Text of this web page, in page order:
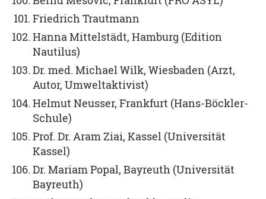
Friedrich Trautmann
Hanna Mittelstädt, Hamburg (Edition
Nautilus)
Dr. med. Michael Wilk, Wiesbaden (Arzt,
Autor, Umweltaktivist)
Helmut Neusser, Frankfurt (Hans-Böckler-
Schule)
Prof. Dr. Aram Ziai, Kassel (Universität
Kassel)
Dr. Mariam Popal, Bayreuth (Universität
Bayreuth)